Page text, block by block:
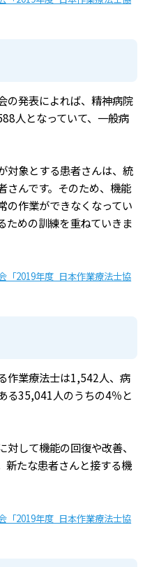
の発表によれば、精神病院
人となっていて、一般病
対象とする患者さんは、統
さんです。そのため、機能
の作業ができなくなってい
ための訓練を重ねていきま
「2019年度 日本作業療法士協
作業療法士は1,542人、病
る35,041人のうちの4％と
して機能の回復や改善、
新たな患者さんと接する機
「2019年度 日本作業療法士協